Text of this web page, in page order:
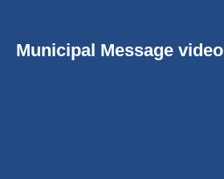
Municipal Message video